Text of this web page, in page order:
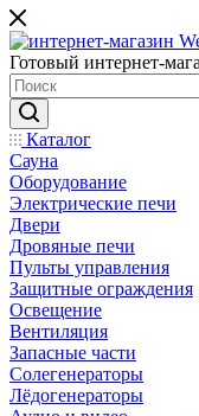
Готовый интернет-
Каталог
Сауна
Оборудование
Электрические печи
Двери
Дровяные печи
Пульты управления
Защитные ограждения
Освещение
Вентиляция
Запасные части
Солегенераторы
Лёдогенераторы